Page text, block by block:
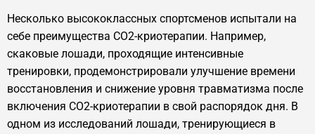
Несколько высококлассных спортсменов испытали на
себе преимущества CO2-криотерапии. Например,
скаковые лошади, проходящие интенсивные
тренировки, продемонстрировали улучшение времени
восстановления и снижение уровня травматизма после
включения CO2-криотерапии в свой распорядок дня. В
одном из исследований лошади, тренирующиеся в